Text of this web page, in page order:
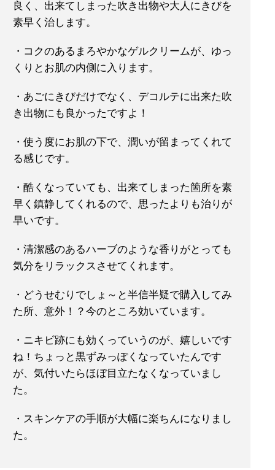
良く、出来てしまった吹き出物や大人にきびを
素早く治します。
・コクのあるまろやかなゲルクリームが、ゆっ
くりとお肌の内側に入ります。
・あごにきびだけでなく、デコルテに出来た吹
き出物にも良かったですよ！
・使う度にお肌の下で、潤いが留まってくれて
る感じです。
・酷くなっていても、出来てしまった箇所を素
早く鎮静してくれるので、思ったよりも治りが
早いです。
・清潔感のあるハーブのような香りがとっても
気分をリラックスさせてくれます。
・どうせむりでしょ～と半信半疑で購入してみ
た所、意外！？今のところ効いています。
・ニキビ跡にも効くっていうのが、嬉しいです
ね！ちょっと黒ずみっぽくなっていたんです
が、気付いたらほぼ目立たなくなっていまし
た。
・スキンケアの手順が大幅に楽ちんになりまし
た。